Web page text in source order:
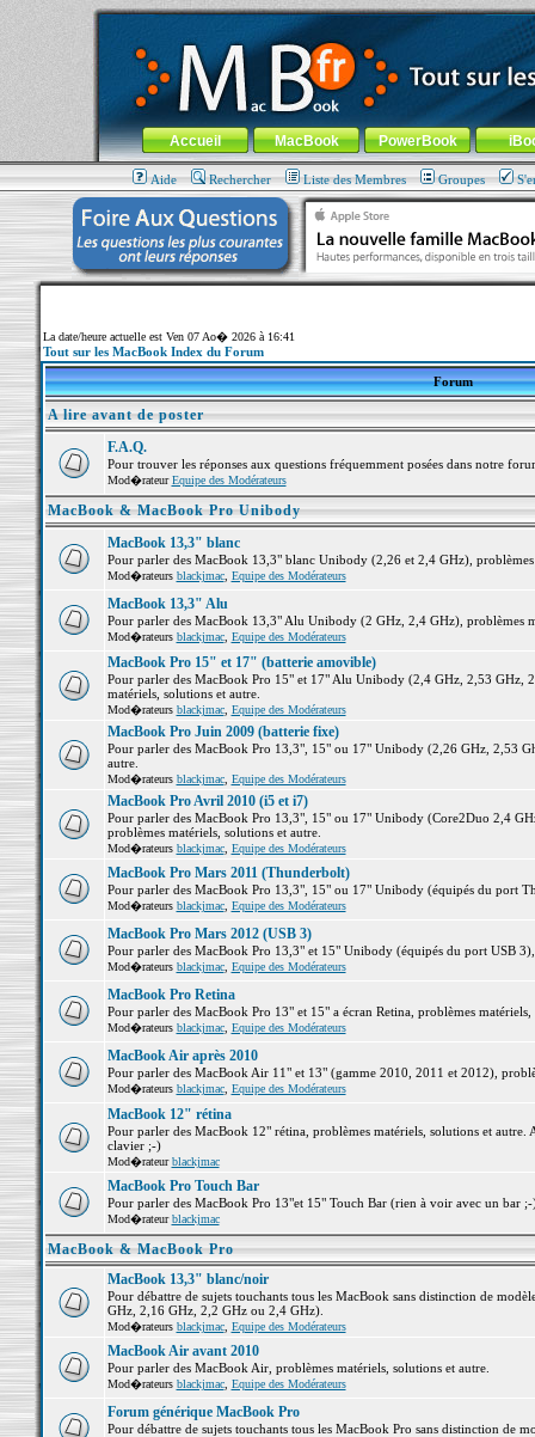
MacBook-fr.com : 100% Apple... 100% nomade !
Aller au contenu-Aller au menu général-Aller au menu de
Menu général
Accueil MacBook PowerBook
Aide Rechercher Liste des Membres Groupes
La date/heure actuelle est Ven 07 Ao� 2026 à 16:41
Tout sur les MacBook Index du Forum
Forum
A lire avant de poster
F.A.Q.
Pour trouver les réponses aux questions fréquemment posées dans notre
Mod�rateurEquipe des Modérateurs
MacBook & MacBook Pro Unibody
MacBook 13,3" blanc
Pour parler des MacBook 13,3" blanc Unibody (2,26 et 2,4 GHz),
Mod�rateurs blackjmac, Equipe des Modérateurs
MacBook 13,3" Alu
Pour parler des MacBook 13,3" Alu Unibody (2 GHz, 2,4 GHz), problèmes
Mod�rateurs blackjmac, Equipe des Modérateurs
MacBook Pro 15" et 17" (batterie amovible)
Pour parler des MacBook Pro 15" et 17" Alu Unibody (2,4 GHz, 2,53 GHz,
matériels, solutions et autre.
Mod�rateurs blackjmac, Equipe des Modérateurs
MacBook Pro Juin 2009 (batterie fixe)
Pour parler des MacBook Pro 13,3", 15" ou 17" Unibody (2,26 GHz, 2,53
autre.
Mod�rateurs blackjmac, Equipe des Modérateurs
MacBook Pro Avril 2010 (i5 et i7)
Pour parler des MacBook Pro 13,3", 15" ou 17" Unibody (Core2Duo 2,4
problèmes matériels, solutions et autre.
Mod�rateurs blackjmac, Equipe des Modérateurs
MacBook Pro Mars 2011 (Thunderbolt)
Pour parler des MacBook Pro 13,3", 15" ou 17" Unibody (équipés du port
Mod�rateurs blackjmac, Equipe des Modérateurs
MacBook Pro Mars 2012 (USB 3)
Pour parler des MacBook Pro 13,3" et 15" Unibody (équipés du port USB
Mod�rateurs blackjmac, Equipe des Modérateurs
MacBook Pro Retina
Pour parler des MacBook Pro 13" et 15" a écran Retina, problèmes matériels,
Mod�rateurs blackjmac, Equipe des Modérateurs
MacBook Air après 2010
Pour parler des MacBook Air 11" et 13" (gamme 2010, 2011 et 2012),
Mod�rateurs blackjmac, Equipe des Modérateurs
MacBook 12" rétina
Pour parler des MacBook 12" rétina, problèmes matériels, solutions et
clavier ;-)
Mod�rateurblackjmac
MacBook Pro Touch Bar
Pour parler des MacBook Pro 13"et 15" Touch Bar (rien à voir avec un bar
Mod�rateurblackjmac
MacBook & MacBook Pro
MacBook 13,3" blanc/noir
Pour débattre de sujets touchants tous les MacBook sans distinction de
GHz, 2,16 GHz, 2,2 GHz ou 2,4 GHz).
Mod�rateurs blackjmac, Equipe des Modérateurs
MacBook Air avant 2010
Pour parler des MacBook Air, problèmes matériels, solutions et autre.
Mod�rateurs blackjmac, Equipe des Modérateurs
Forum générique MacBook Pro
Pour débattre de sujets touchants tous les MacBook Pro sans distinction de